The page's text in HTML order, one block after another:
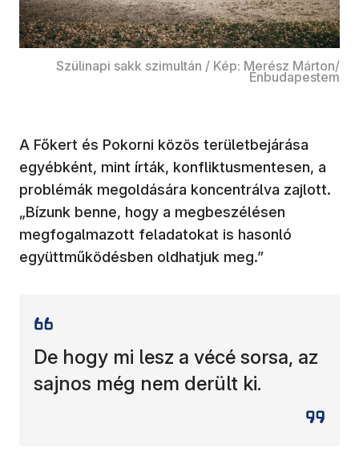
Szülinapi sakk szimultán / Kép: Merész Márton/
Énbudapestem
A Főkert és Pokorni közös területbejárása
egyébként, mint írták, konfliktusmentesen, a
problémák megoldására koncentrálva zajlott.
„Bízunk benne, hogy a megbeszélésen
megfogalmazott feladatokat is hasonló
együttműködésben oldhatjuk meg.”
De hogy mi lesz a vécé sorsa, az
sajnos még nem derült ki.